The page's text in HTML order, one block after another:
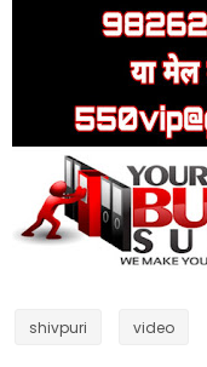
shivpuri video